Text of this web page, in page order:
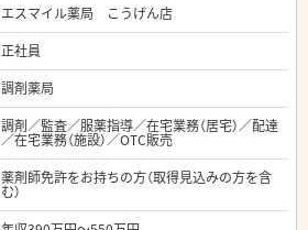
エスマイル薬局 こうげん店
正社員
調剤薬局
調剤／監査／服薬指導／在宅業務（居宅）／配達
／在宅業務（施設）／OTC販売
薬剤師免許をお持ちの方（取得見込みの方を含
む）